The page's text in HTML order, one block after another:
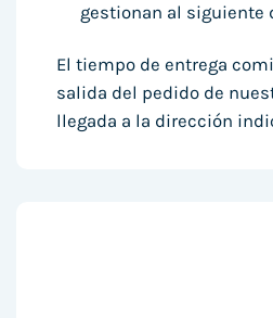
gestionan al siguiente
El tiempo de entrega
salida del pedido de
llegada a la dirección